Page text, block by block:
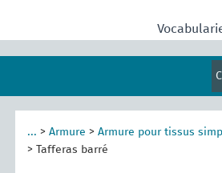
... > Armure > Armure pour tissus
>
Tafferas barré